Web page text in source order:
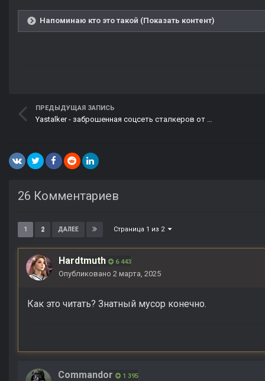
Напоминаю кто это такой (Показать контент)
ПРЕДЫДУЩАЯ ЗАПИСЬ
26 Комментариев
1 2 ДАЛЕЕ Страница 1 из 2
Hardtmuth 6 443
Опубликовано 2 марта, 2025
Как это читать? Знатный мусор конечно.
Commandor 1 395